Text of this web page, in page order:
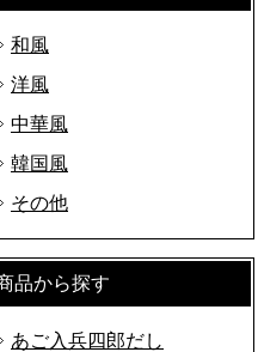
和風
洋風
中華風
韓国風
その他
品から探す
あご入兵四郎だし